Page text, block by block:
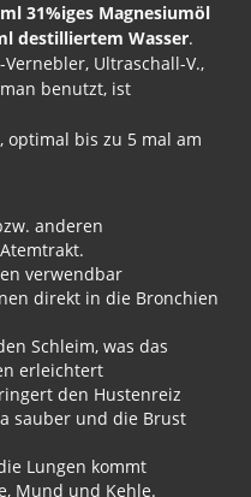
31%iges Magnesiumöl
destilliertem Wasser.
Ultraschall-V.,
benutzt, ist
optimal bis zu 5 mal am
anderen
verwendbar
direkt in die Bronchien
Schleim, was das
erleichtert
den Hustenreiz
sauber und die Brust
Lungen kommt
Mund und Kehle.